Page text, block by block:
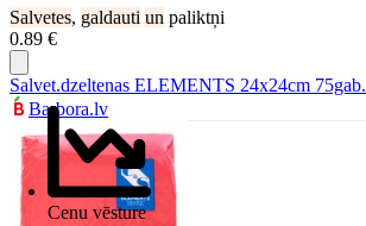
Salvetes, galdauti un paliktņi
0.89 €
Cenu vēsture
Salvet.dzeltenas ELEMENTS 24x24cm 75gab.
Barbora.lv